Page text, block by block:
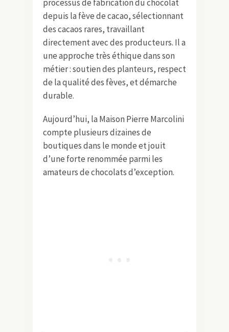
processus de fabrication du chocolat
depuis la fève de cacao, sélectionnant
des cacaos rares, travaillant
directement avec des producteurs. Il a
une approche très éthique dans son
métier : soutien des planteurs, respect
de la qualité des fèves, et démarche
durable.
Aujourd’hui, la Maison Pierre Marcolini
compte plusieurs dizaines de
boutiques dans le monde et jouit
d’une forte renommée parmi les
amateurs de chocolats d’exception.